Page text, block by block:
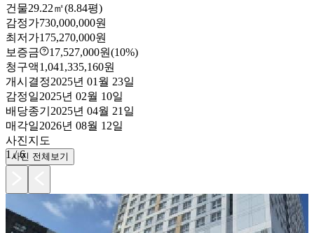
건물29.22㎡(8.84평)
감정가730,000,000원
최저가175,270,000원
보증금
17,527,000원(10%)
청구액1,041,335,160원
개시결정2025년 01월 23일
감정일2025년 02월 10일
배당종기 2025년 04월 21일
매각일2026년 08월 12일
사진지도
1 /6
사진 전체보기